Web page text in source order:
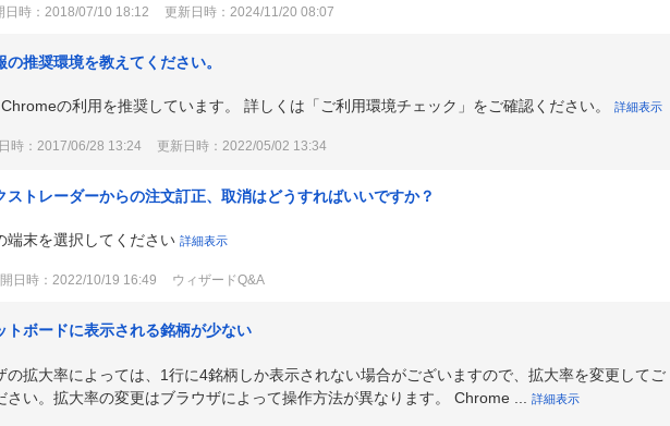
日時：2018/07/10 18:12 更新日時：2024/11/20 08:07
の推奨環境を教えてください。
の利用を推奨しています。 詳しくは「ご利用環境チェック」をご確認ください。詳細表示
時：2017/06/28 13:24 更新日時：2022/05/02 13:34
ストレーダーからの注文訂正、取消はどうすればいいですか？
端末を選択してください詳細表示
日時：2022/10/19 16:49 ウィザードQ&A
トボードに表示される銘柄が少ない
の拡大率によっては、1行に4銘柄しか表示されない場合がございますので、拡大率を変更してご
さい。拡大率の変更はブラウザによって操作方法が異なります。 Chrome ...詳細表示